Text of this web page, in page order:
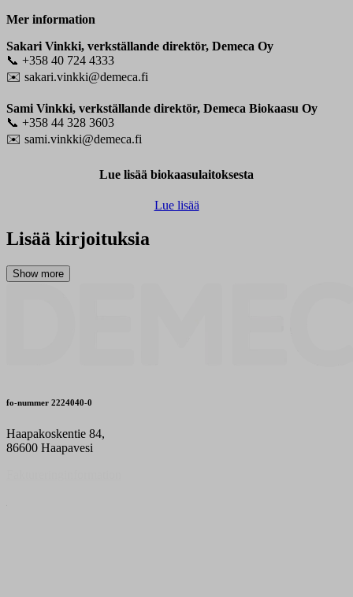
Mer information
Sakari Vinkki, verkställande direktör, Demeca Oy
📞 +358 40 724 4333
✉️ sakari.vinkki@demeca.fi
Sami Vinkki, verkställande direktör, Demeca Biokaasu Oy
📞 +358 44 328 3603
✉️ sami.vinkki@demeca.fi
Lue lisää biokaasulaitoksesta
Lue lisää
Lisää kirjoituksia
fo-nummer 2224040-0
Haapakoskentie 84,
86600 Haapavesi